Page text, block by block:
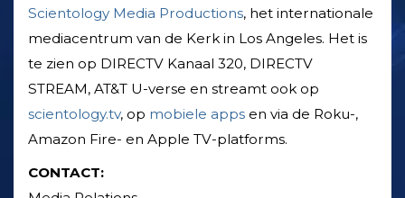
Scientology Media Productions, het internationale
mediacentrum van de Kerk in Los Angeles. Het is
te zien op DIRECTV Kanaal 320, DIRECTV
STREAM, AT&T U-verse en streamt ook op
scientology.tv, op mobiele apps en via de Roku-,
Amazon Fire- en Apple TV-platforms.
CONTACT: